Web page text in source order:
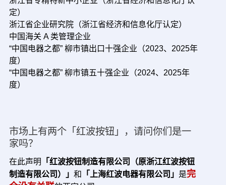
定）
浙江省企业研究院（浙江省经济和信息化厅认定）
中国海关 A 类管理企业
“中国电器之都” 柳市镇出口十强企业（2023、2025年
度）
“中国电器之都” 柳市镇五十强企业（2024、2025年
度）
市场上有两个「红波按钮」，请问你们是一
家吗？
在此声明
「红波按钮制造有限公司（原浙江红波按钮
制造有限公司）」 和 「上海红波电器有限公司」 是完